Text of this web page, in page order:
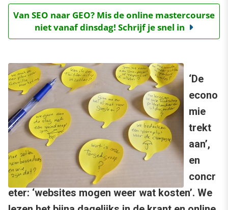
Van SEO naar GEO? Mis de online mastercourse
niet vanaf dinsdag! Schrijf je snel in
‘De
econo
mie
trekt
aan’,
en
concr
eter: ‘websites mogen weer wat kosten’. We